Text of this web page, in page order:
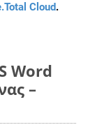
Cloud.
Word
–